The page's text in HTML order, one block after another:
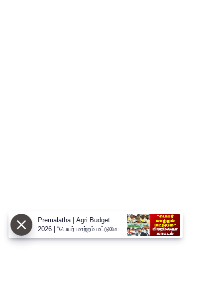
Premalatha | Agri Budget
2026 | “பெயர் மாற்றம் மட்டுமே” -
வேளாண் பட்ஜெட்டை சாடிய